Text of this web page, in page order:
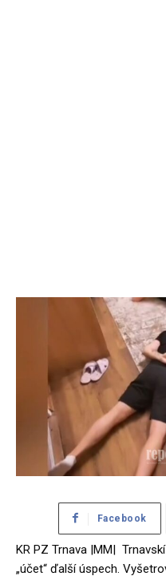
Facebook
KR PZ Trnava |MM|
„účet“ ďalší úspech.